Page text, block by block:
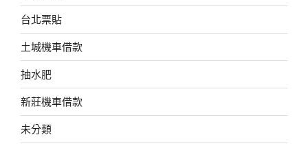
台北票貼
土城機車借款
抽水肥
新莊機車借款
未分類